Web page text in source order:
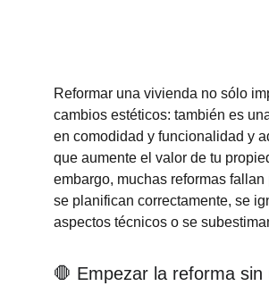
Reformar una vivienda no sólo
cambios estéticos: también es
en comodidad y funcionalidad y
que aumente el valor de tu
embargo, muchas reformas fallan
se planifican correctamente, se
aspectos técnicos o se
🛑 Empezar la reforma sin